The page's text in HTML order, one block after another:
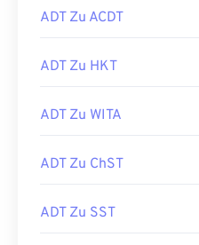
ADT Zu ACDT
ADT Zu HKT
ADT Zu WITA
ADT Zu ChST
ADT Zu SST